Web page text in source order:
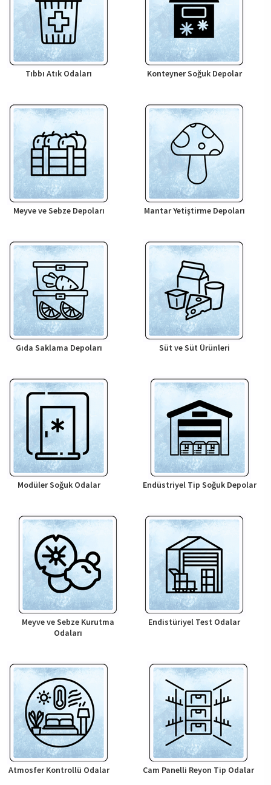
Tıbbı Atık Odaları Konteyner Soğuk Depolar
Meyve ve Sebze Depoları Mantar Yetiştirme Depoları
Gıda Saklama Depoları Süt ve Süt Ürünleri
Modüler Soğuk Odalar Endüstriyel Tip Soğuk Depolar
Meyve ve Sebze Kurutma
Odaları
Endistüriyel Test Odalar
Atmosfer Kontrollü Odalar Cam Panelli Reyon Tip Odalar